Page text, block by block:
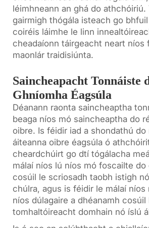
léimhneann an ghá do athchóiriú.
gairmigh thógála isteach go
coiréis láimhe le linn
cheadaíonn táirgeacht neart níos
maonlár traidisiúnta.
Saincheapacht Tonnáiste
Ghníomha Éagsúla
Déanann raonta saincheaptha
beaga níos mó saincheaptha do
oibre. Is féidir iad a shondathú do
áiteanna oibre éagsúla ó
cheardchúirt go dtí tógálacha
málaí níos lú níos mó foscailte do
cosúil le scriosadh taobh istigh
chúlra, agus is féidir le málaí níos
níos dúlagaire a dhéanamh cosúil
tomhaltóireacht domhain nó íslú